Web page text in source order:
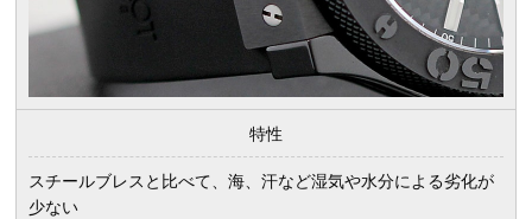
特性
スチールブレスと比べて、海、汗など湿気や水分による劣化が
少ない